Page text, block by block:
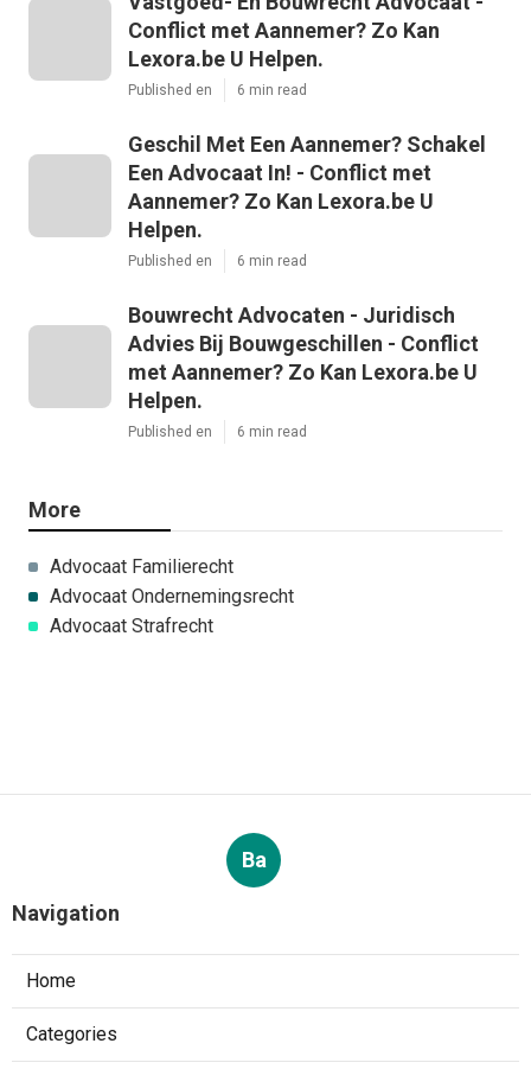
Conflict met Aannemer? Zo Kan
Lexora.be U Helpen.
Published en 6 min read
Geschil Met Een Aannemer? Schakel
Een Advocaat In! - Conflict met
Aannemer? Zo Kan Lexora.be U
Helpen.
Published en 6 min read
Bouwrecht Advocaten - Juridisch
Advies Bij Bouwgeschillen - Conflict
met Aannemer? Zo Kan Lexora.be U
Helpen.
Published en 6 min read
More
Advocaat Familierecht
Advocaat Ondernemingsrecht
Advocaat Strafrecht
Ba
Navigation
Home
Categories